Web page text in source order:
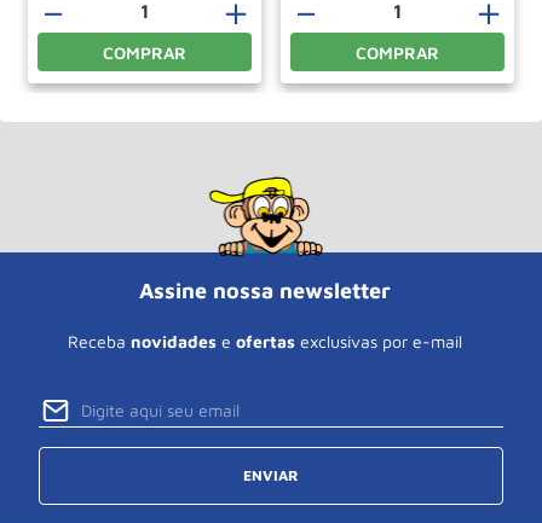
＋
－
COMPRAR
＋
－
COMPRAR
Assine nossa newsletter
Receba novidades e ofertas exclusivas por e-mail
ENVIAR